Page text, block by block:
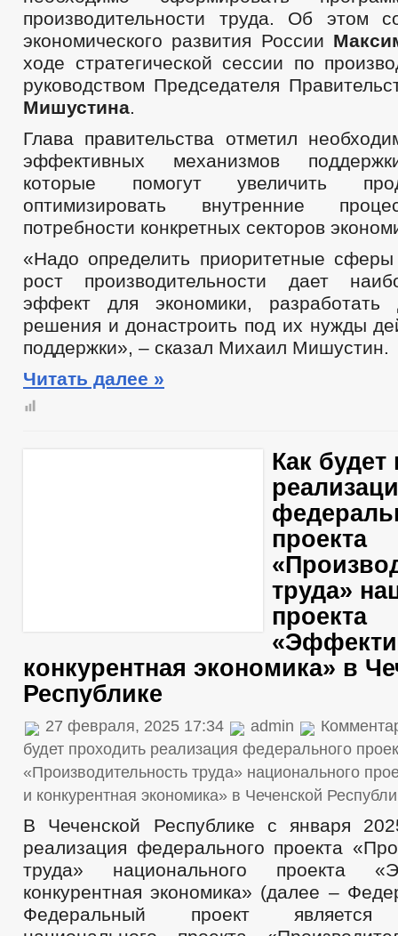
производительности труда. Об этом
экономического развития России
ходе стратегической сессии по
руководством Председателя
Мишустина.
Глава правительства отметил
эффективных механизмов
которые помогут увеличить
оптимизировать внутренние
потребности конкретных секторов
«Надо определить приоритетные
рост производительности дает
эффект для экономики,
решения и донастроить под их нужды
поддержки», – сказал Михаил Мишустин.
Читать далее »
Как будет
проекта
труда»
проекта
конкурентная экономика» в
Республике
27 февраля, 2025 17:34 admin
будет проходить реализация федерального
«Производительность труда» национального
и конкурентная экономика» в Чеченской
В Чеченской Республике с января
реализация федерального проекта
труда» национального проекта
конкурентная экономика» (далее –
Федеральный проект является